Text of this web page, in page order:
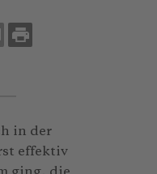
in der
effektiv